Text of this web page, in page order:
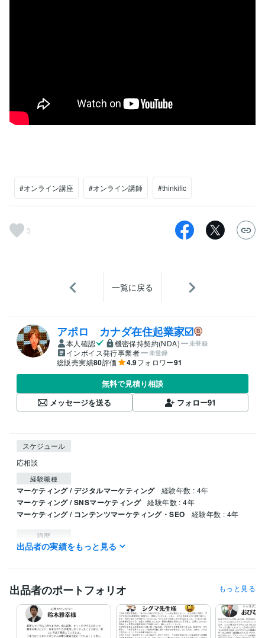
#オンライン講座 #オンライン講師 #thinkific
3
一覧に戻る
アポロ カナダ在住起業家☑️
本人確認 機密保持契約(NDA) 未登録
インボイス発行事業者 未登録
総販売実績80評価 4.9フォロワー91
無料で見積り相談
メッセージを送る
フォロー91
スケジュール
応相談
経験職種
マーケティング / デジタルマーケティング 経験年数 : 4年
マーケティング / SNSマーケティング 経験年数 : 4年
マーケティング / コンテンツマーケティング・SEO 経験年数 : 4年
職歴
Bluepoint Info Marketing 2020年5月 ~ 現在
某大手旅行会社の現地支店 2011年8月 ~ 2013年9月
某大手旅行会社の現地支店
得意分野
資産運用・副業の相談 ポッドキャスト 電子書籍出版 オー
ディオブック出版 Udemy講師
出品者の実績をもっと見る
出品者のポートフォリオ もっと見る